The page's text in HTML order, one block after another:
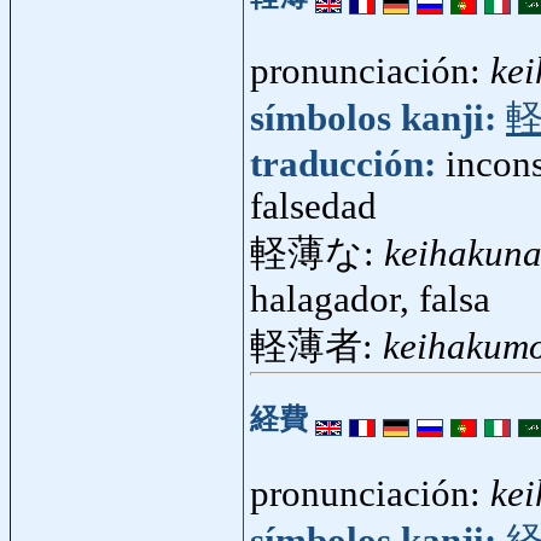
pronunciación:
símbolos kanji:
traducción:
falsedad
軽薄な: keihakuna
halagador, falsa
軽薄者:
経費
pronunciación: